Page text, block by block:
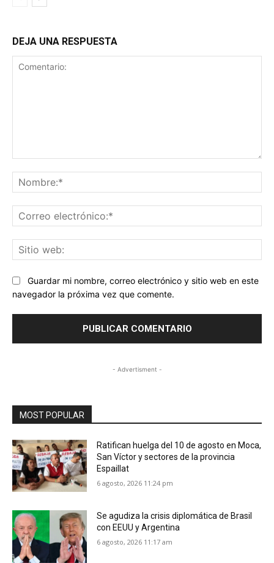
DEJA UNA RESPUESTA
Guardar mi nombre, correo electrónico y sitio web en este
navegador la próxima vez que comente.
- Advertisment -
MOST POPULAR
Ratifican huelga del 10 de agosto en Moca,
San Víctor y sectores de la provincia
Espaillat
6 agosto, 2026 11:24 pm
Se agudiza la crisis diplomática de Brasil
con EEUU y Argentina
6 agosto, 2026 11:17 am